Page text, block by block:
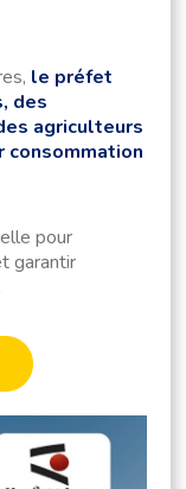
le préfet
des
agriculteurs
consommation
pour
garantir